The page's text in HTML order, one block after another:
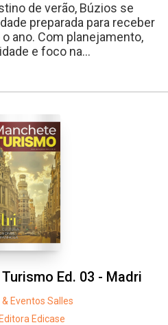
de verão, Búzios se
preparada para receber
ano. Com planejamento,
e foco na...
Ed. 03 - Madri
& Eventos Salles
Editora Edicase